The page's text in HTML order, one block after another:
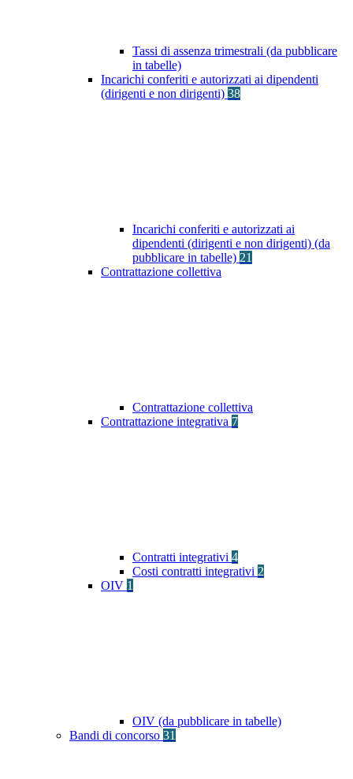
Tassi di assenza trimestrali (da pubblicare
in tabelle)
Incarichi conferiti e autorizzati ai dipendenti
(dirigenti e non dirigenti) 38
Incarichi conferiti e autorizzati ai
dipendenti (dirigenti e non dirigenti) (da
pubblicare in tabelle) 21
Contrattazione collettiva
Contrattazione collettiva
Contrattazione integrativa 7
Contratti integrativi 4
Costi contratti integrativi 2
OIV 1
OIV (da pubblicare in tabelle)
Bandi di concorso 31